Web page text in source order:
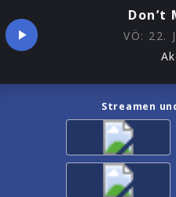
Don’t
VÖ: 22.
Streamen